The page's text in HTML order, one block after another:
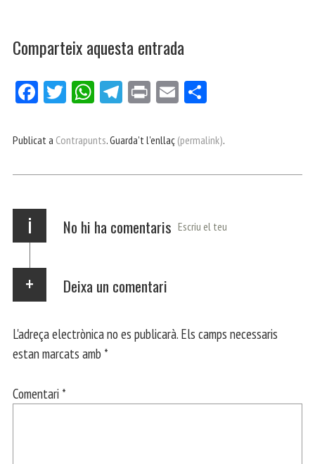
Comparteix aquesta entrada
Fa
bo
Tw
er
W
ts
p
Te
gr
m
Pri E
ail pa
ei
Publicat a Contrapunts. Guarda't l'enllaç (permalink).
i No hi ha comentaris Escriu el teu
Deixa un comentari
L'adreça electrònica no es publicarà. Els camps necessaris
estan marcats amb *
Comentari *